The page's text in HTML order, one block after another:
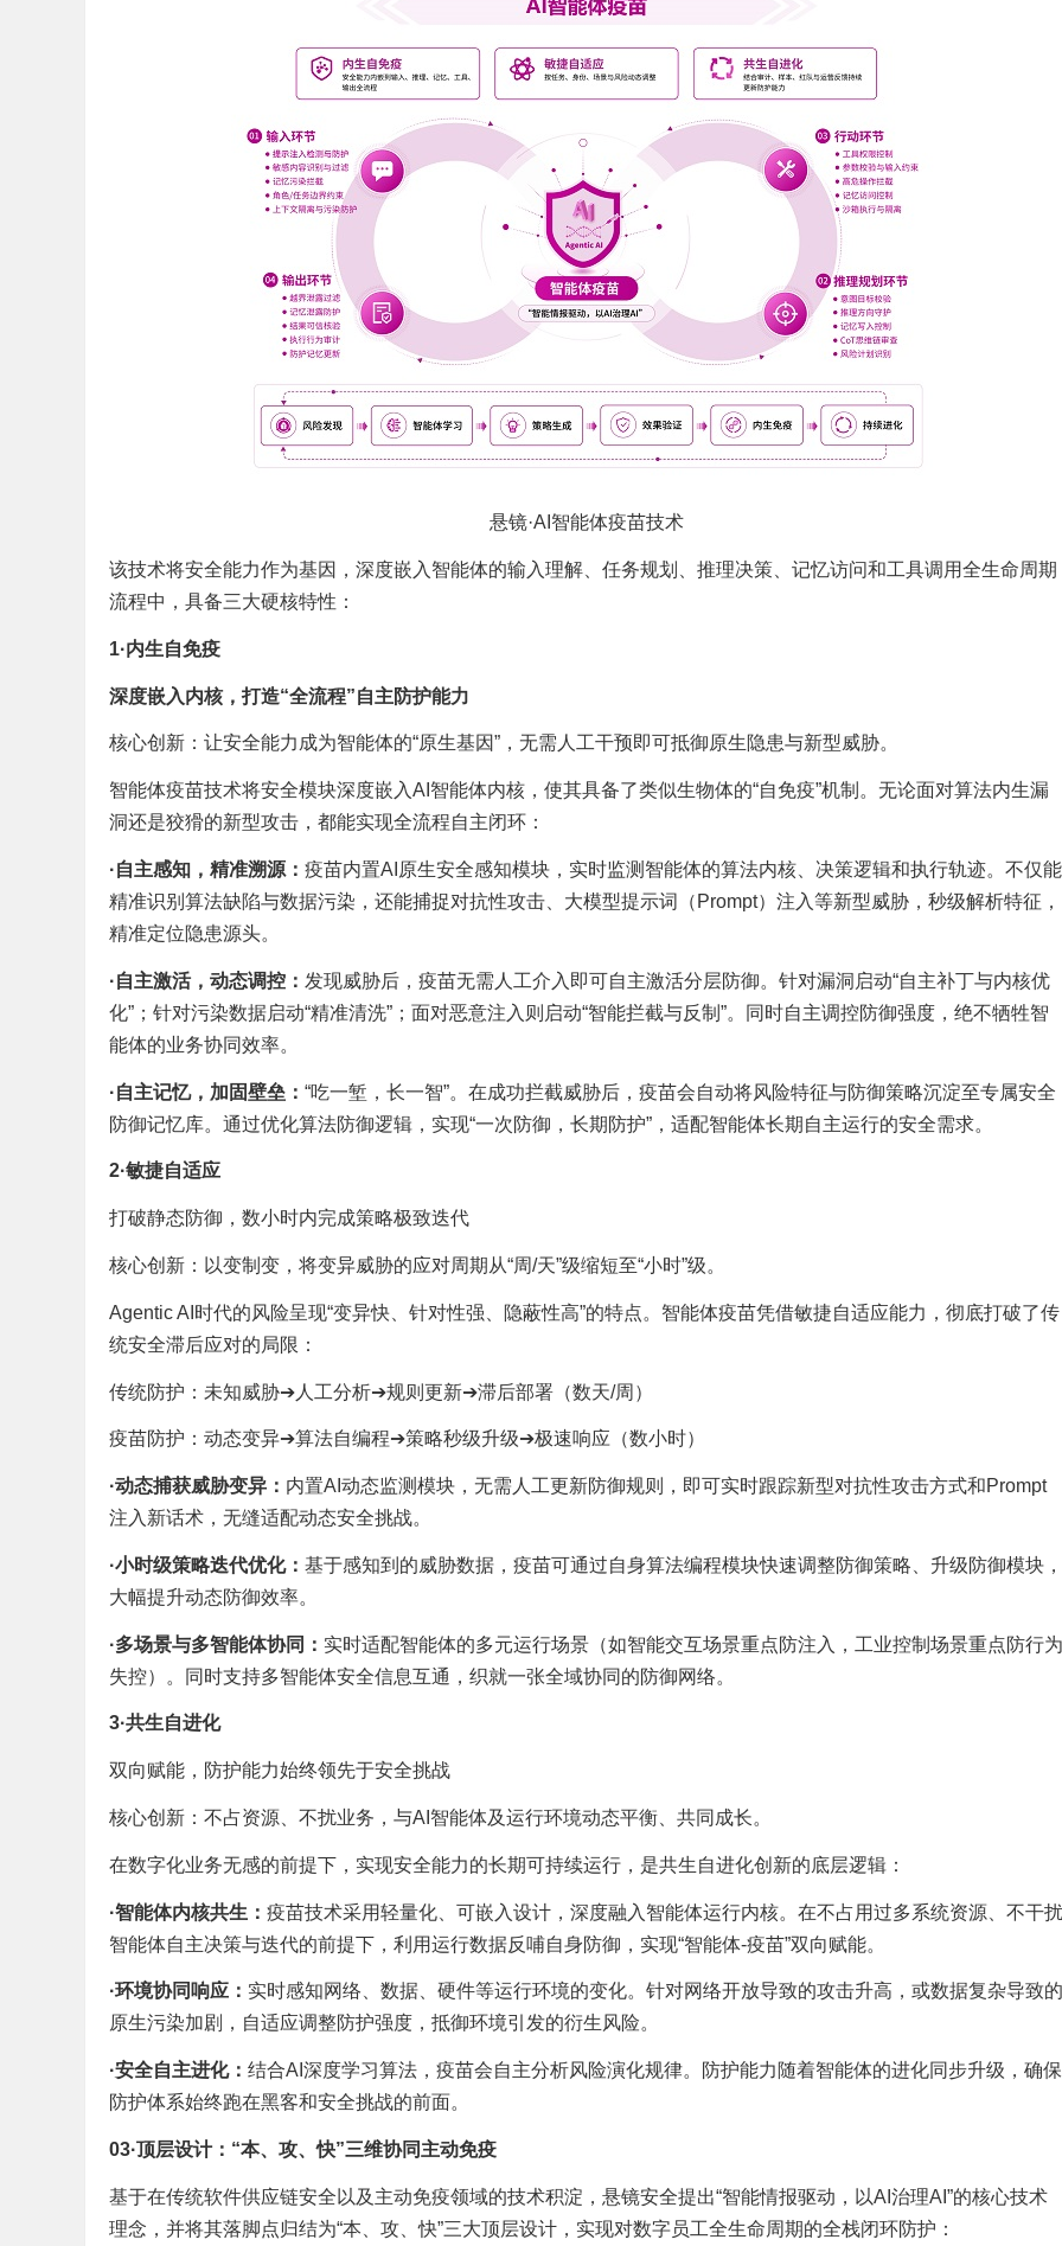
悬镜·AI智能体疫苗技术
该技术将安全能力作为基因，深度嵌入智能体的输入理解、任务规划、推理决策、记忆访问和工具调用全生命周期
流程中，具备三大硬核特性：
1·内生自免疫
深度嵌入内核，打造“全流程”自主防护能力
核心创新：让安全能力成为智能体的“原生基因”，无需人工干预即可抵御原生隐患与新型威胁。
智能体疫苗技术将安全模块深度嵌入AI智能体内核，使其具备了类似生物体的“自免疫”机制。无论面对算法内生漏
洞还是狡猾的新型攻击，都能实现全流程自主闭环：
·自主感知，精准溯源： 疫苗内置AI原生安全感知模块，实时监测智能体的算法内核、决策逻辑和执行轨迹。不仅能
精准识别算法缺陷与数据污染，还能捕捉对抗性攻击、大模型提示词（Prompt）注入等新型威胁，秒级解析特征，
精准定位隐患源头。
·自主激活，动态调控： 发现威胁后，疫苗无需人工介入即可自主激活分层防御。针对漏洞启动“自主补丁与内核优
化”；针对污染数据启动“精准清洗”；面对恶意注入则启动“智能拦截与反制”。同时自主调控防御强度，绝不牺牲智
能体的业务协同效率。
·自主记忆，加固壁垒： “吃一堑，长一智”。在成功拦截威胁后，疫苗会自动将风险特征与防御策略沉淀至专属安全
防御记忆库。通过优化算法防御逻辑，实现“一次防御，长期防护”，适配智能体长期自主运行的安全需求。
2·敏捷自适应
打破静态防御，数小时内完成策略极致迭代
核心创新：以变制变，将变异威胁的应对周期从“周/天”级缩短至“小时”级。
Agentic AI时代的风险呈现“变异快、针对性强、隐蔽性高”的特点。智能体疫苗凭借敏捷自适应能力，彻底打破了传
统安全滞后应对的局限：
传统防护：未知威胁➔人工分析➔规则更新➔滞后部署（数天/周）
疫苗防护：动态变异➔算法自编程➔策略秒级升级➔极速响应（数小时）
·动态捕获威胁变异： 内置AI动态监测模块，无需人工更新防御规则，即可实时跟踪新型对抗性攻击方式和Prompt
注入新话术，无缝适配动态安全挑战。
·小时级策略迭代优化： 基于感知到的威胁数据，疫苗可通过自身算法编程模块快速调整防御策略、升级防御模块，
大幅提升动态防御效率。
·多场景与多智能体协同： 实时适配智能体的多元运行场景（如智能交互场景重点防注入，工业控制场景重点防行为
失控）。同时支持多智能体安全信息互通，织就一张全域协同的防御网络。
3·共生自进化
双向赋能，防护能力始终领先于安全挑战
核心创新：不占资源、不扰业务，与AI智能体及运行环境动态平衡、共同成长。
在数字化业务无感的前提下，实现安全能力的长期可持续运行，是共生自进化创新的底层逻辑：
·智能体内核共生： 疫苗技术采用轻量化、可嵌入设计，深度融入智能体运行内核。在不占用过多系统资源、不干扰
智能体自主决策与迭代的前提下，利用运行数据反哺自身防御，实现“智能体-疫苗”双向赋能。
·环境协同响应： 实时感知网络、数据、硬件等运行环境的变化。针对网络开放导致的攻击升高，或数据复杂导致的
原生污染加剧，自适应调整防护强度，抵御环境引发的衍生风险。
·安全自主进化： 结合AI深度学习算法，疫苗会自主分析风险演化规律。防护能力随着智能体的进化同步升级，确保
防护体系始终跑在黑客和安全挑战的前面。
03·顶层设计： “本、攻、快”三维协同主动免疫
基于在传统软件供应链安全以及主动免疫领域的技术积淀，悬镜安全提出“智能情报驱动，以AI治理AI”的核心技术
理念，并将其落脚点归结为“本、攻、快”三大顶层设计，实现对数字员工全生命周期的全栈闭环防护：